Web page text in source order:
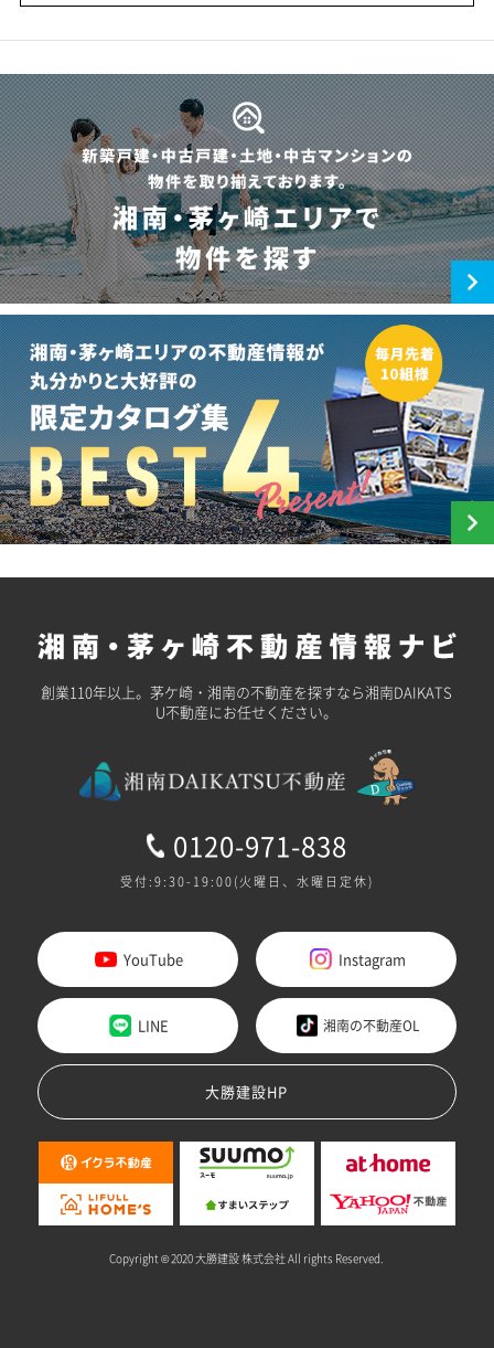
創業110年以上。茅ケ崎・湘南の不動産を探すなら湘南DAIKATS
U不動産にお任せください。
0120-971-838
受付:9:30-19:00(火曜日、水曜日定休)
YouTube Instagram
LINE 湘南の不動産OL
大勝建設HP
Copyright © 2020 大勝建設 株式会社 All rights Reserved.